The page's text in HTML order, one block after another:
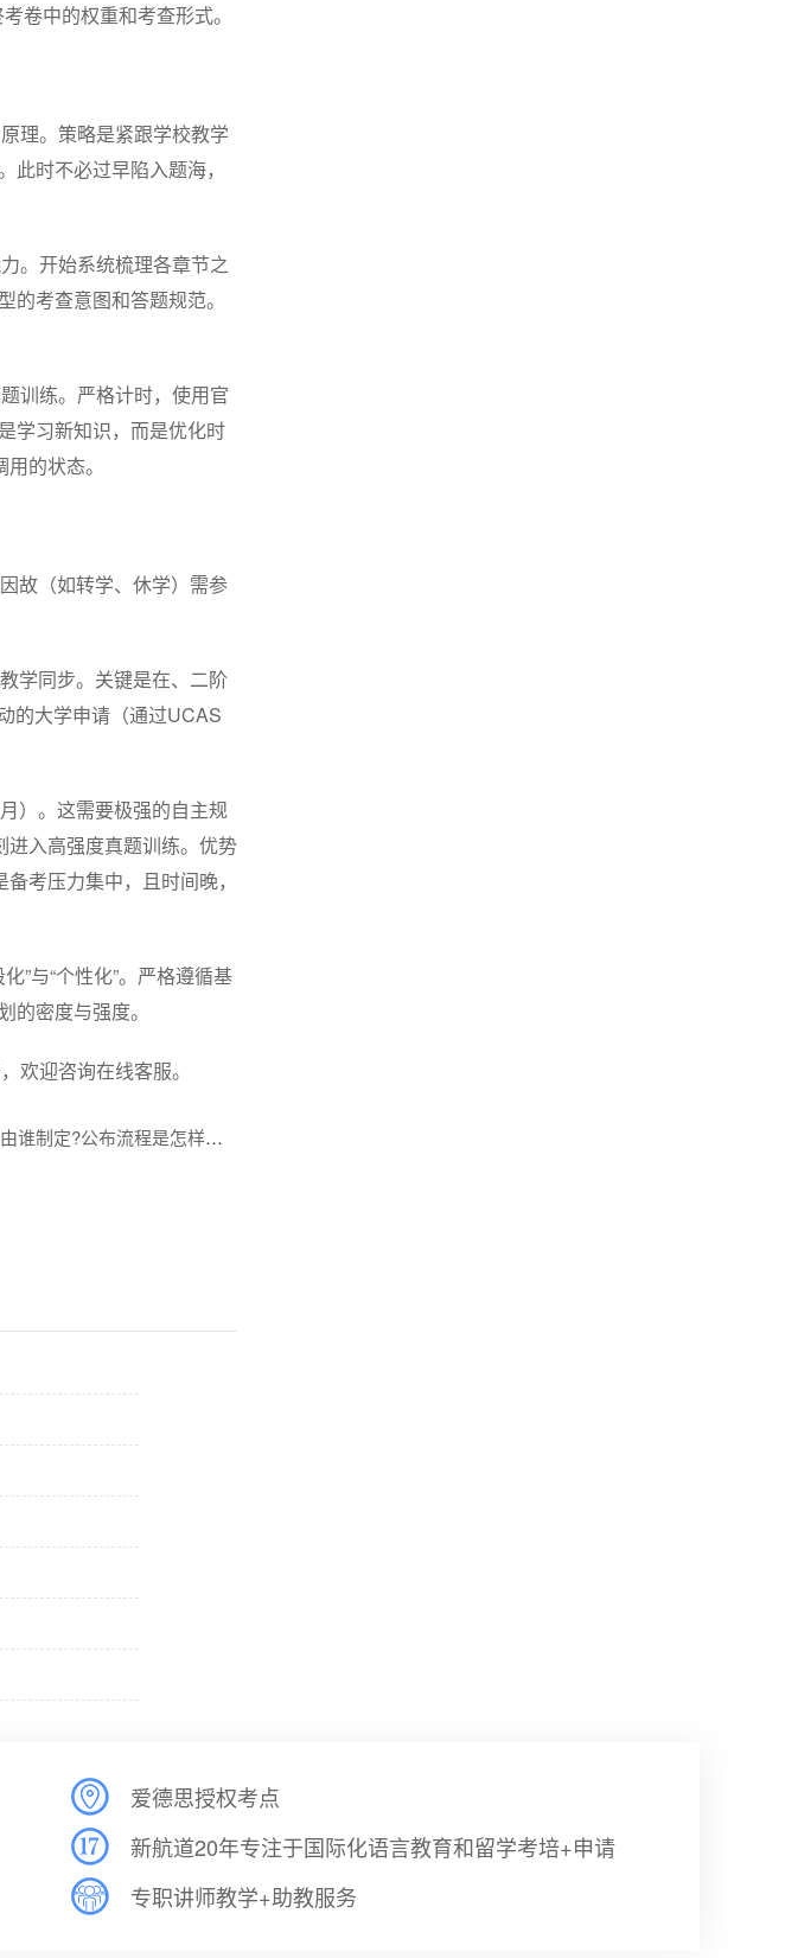
卷中的权重和考查形式。
理。策略是紧跟学校教学
时不必过早陷入题海，
。开始系统梳理各章节之
考查意图和答题规范。
训练。严格计时，使用官
学习新知识，而是优化时
的状态。
故（如转学、休学）需参
学同步。关键是在、二阶
的大学申请（通过UCAS
）。这需要极强的自主规
进入高强度真题训练。优势
考压力集中，且时间晚，
”与“个性化”。严格遵循基
密度与强度。
欢迎咨询在线客服。
制定?公布流程是怎样的？
爱德思授权考点
新航道20年专注于国际化语言教育和留学考培+申请
专职讲师教学+助教服务